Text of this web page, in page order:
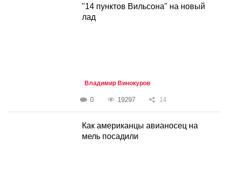
"14 пунктов Вильсона" на новый
лад
Владимир Винокуров
0 19297 14
Как американцы авианосец на
мель посадили